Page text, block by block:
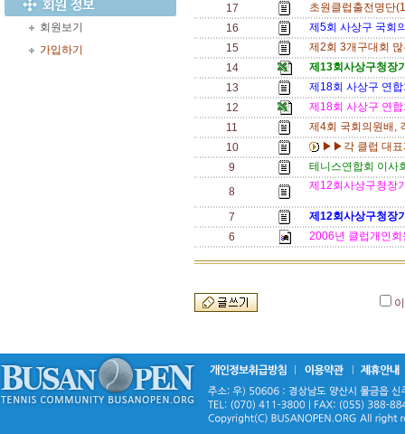
회원보기
가입하기
17
초원클럽출전명단
16
제5회 사상구 국회
15
제2회 3개구대회
14
제13회사상구청장
13
제18회 사상구 연
12
제18회 사상구 연
11
제4회 국회의원배,
10
▶▶각 클럽 대표
9
테니스연합회 이사
8
제12회사상구청장
7
제12회사상구청장
6
2006년 클럽개인